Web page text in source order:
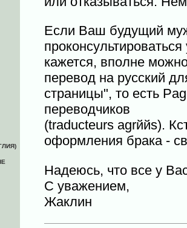
Если Ваш будущий
кажется, вполне
перевод на русский
страницы", то есть
переводчиков
(traducteurs agrййs).
оформления брака -
Надеюсь, что все у
С уважением,
Жаклин